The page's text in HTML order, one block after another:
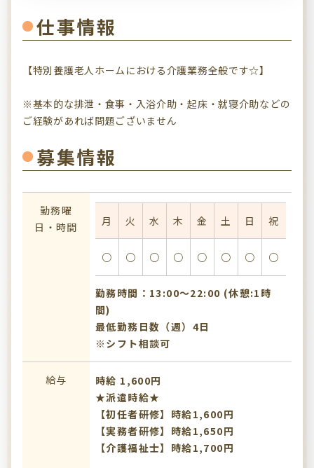
仕事情報
【特別養護老人ホームにおける介護業務全般です☆】
※基本的な排泄・食事・入浴介助・起床・就寝介助などの
ご経験があれば問題ございません
募集情報
勤務曜
日・時間
月 火 水 木 金 土 日 祝
○ ○ ○ ○ ○ ○ ○ ○
勤務時間：13:00〜22:00 (休憩:1時
間)
最低勤務日数（週）4日
※シフト相談可
給与
時給 1,600円
★派遣時給★
【初任者研修】時給1,600円
【実務者研修】時給1,650円
【介護福祉士】時給1,700円